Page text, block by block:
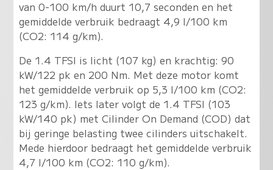
van 0-100 km/h duurt 10,7 seconden en het
gemiddelde verbruik bedraagt 4,9 l/100 km
(CO2: 114 g/km).
De 1.4 TFSI is licht (107 kg) en krachtig: 90
kW/122 pk en 200 Nm. Met deze motor komt
het gemiddelde verbruik op 5,3 l/100 km (CO2:
123 g/km). Iets later volgt de 1.4 TFSI (103
kW/140 pk) met Cilinder On Demand (COD) dat
bij geringe belasting twee cilinders uitschakelt.
Mede hierdoor bedraagt het gemiddelde verbruik
4,7 l/100 km (CO2: 110 g/km).